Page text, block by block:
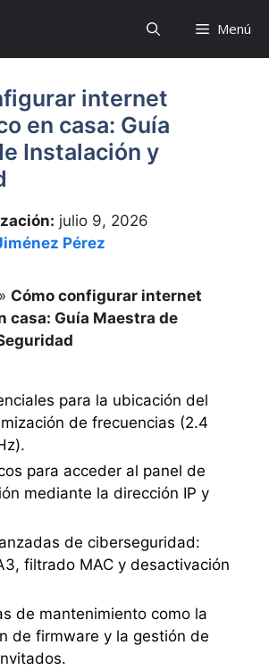
Menú
internet
en casa: Guía
Instalación y
julio 9, 2026
Pérez
» Cómo configurar internet
casa: Guía Maestra de
para la ubicación del
de frecuencias (2.4
para acceder al panel de
mediante la dirección IP y
de ciberseguridad:
filtrado MAC y desactivación
de mantenimiento como la
de firmware y la gestión de